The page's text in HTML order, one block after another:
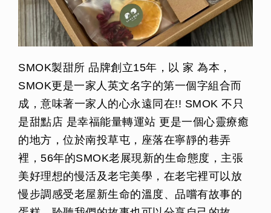
SMOK製甜所 品牌創立15年，以 家 為本，
SMOK更是一家人英文名字的第一個字組合而
成，意味著一家人的心永遠同在!! SMOK 不只
是甜點店 是幸福能量轉運站 更是一個心靈療癒
的地方，位於南投草屯，座落在寧靜的巷弄
裡，56年的SMOK老展現新的生命態度，主張
美好理想的慢活及老宅美學，在老宅裡可以放
慢步調感受老屋新生命的溫度、品嚐有故事的